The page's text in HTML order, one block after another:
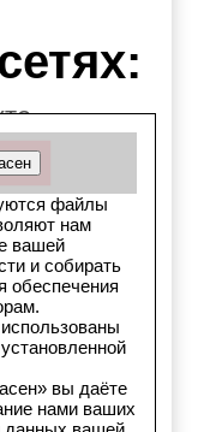
файлы
нам
вашей
и собирать
обеспечения
вы даёте
нами ваших